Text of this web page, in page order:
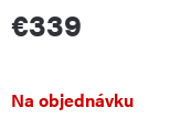
€339
Jednotková
Na objednávku